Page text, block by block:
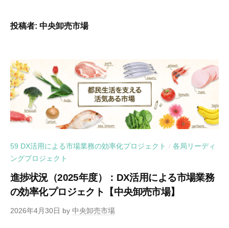
セ
投稿者: 中央卸売市場
59 DX活用による市場業務の効率化プロジェクト / 各局リーディ
ングプロジェクト
進捗状況（2025年度）：DX活用による市場業務
の効率化プロジェクト【中央卸売市場】
2026年4月30日 by 中央卸売市場